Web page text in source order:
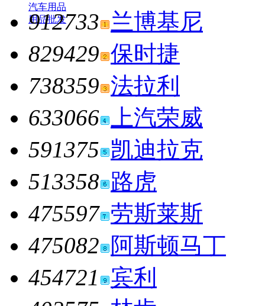
汽车用品
用品批发
912733 兰博基尼
829429 保时捷
738359 法拉利
633066
上汽荣威
591375 凯迪拉克
513358 路虎
475597 劳斯莱斯
475082 阿斯顿马丁
454721 宾利